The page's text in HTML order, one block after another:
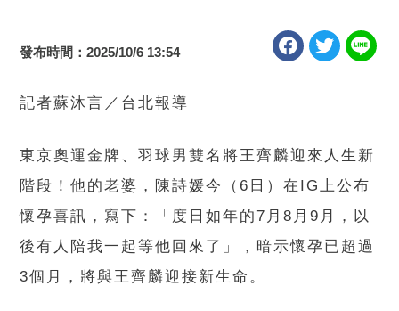
發布時間：2025/10/6 13:54
記者蘇沐言／台北報導
東京奧運金牌、羽球男雙名將王齊麟迎來人生新
階段！他的老婆，陳詩媛今（6日）在IG上公布
懷孕喜訊，寫下：「度日如年的7月8月9月，以
後有人陪我一起等他回來了」，暗示懷孕已超過
3個月，將與王齊麟迎接新生命。